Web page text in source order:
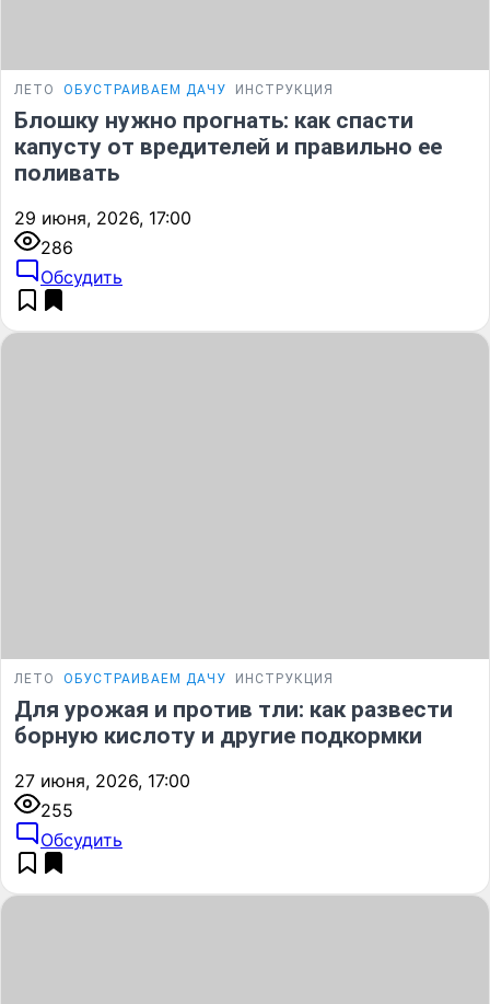
ЛЕТО ОБУСТРАИВАЕМ ДАЧУ ИНСТРУКЦИЯ
Блошку нужно прогнать: как спасти
капусту от вредителей и правильно ее
поливать
29 июня, 2026, 17:00
286
Обсудить
ЛЕТО ОБУСТРАИВАЕМ ДАЧУ ИНСТРУКЦИЯ
Для урожая и против тли: как развести
борную кислоту и другие подкормки
27 июня, 2026, 17:00
255
Обсудить